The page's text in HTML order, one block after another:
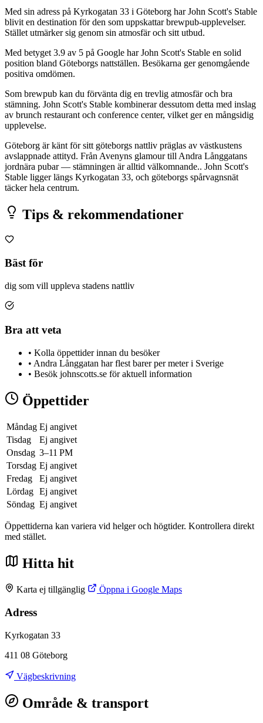
Med sin adress på Kyrkogatan 33 i Göteborg har John Scott's Stable
blivit en destination för den som uppskattar brewpub-upplevelser.
Stället utmärker sig genom sin atmosfär och sitt utbud.
Med betyget 3.9 av 5 på Google har John Scott's Stable en solid
position bland Göteborgs nattställen. Besökarna ger genomgående
positiva omdömen.
Som brewpub kan du förvänta dig en trevlig atmosfär och bra
stämning. John Scott's Stable kombinerar dessutom detta med inslag
av brunch restaurant och conference center, vilket ger en mångsidig
upplevelse.
Göteborg är känt för sitt göteborgs nattliv präglas av västkustens
avslappnade attityd. Från Avenyns glamour till Andra Långgatans
jordnära pubar — stämningen är alltid välkomnande.. John Scott's
Stable ligger längs Kyrkogatan 33, och göteborgs spårvagnsnät
täcker hela centrum.
Tips & rekommendationer
Bäst för
dig som vill uppleva stadens nattliv
Bra att veta
• Kolla öppettider innan du besöker
• Andra Långgatan har flest barer per meter i Sverige
• Besök johnscotts.se för aktuell information
Öppettider
Måndag Ej angivet
Tisdag
Ej angivet
Onsdag 3–11 PM
Torsdag Ej angivet
Fredag
Ej angivet
Lördag Ej angivet
Söndag Ej angivet
Öppettiderna kan variera vid helger och högtider. Kontrollera direkt
med stället.
Hitta hit
Karta ej tillgänglig Öppna i Google Maps
Adress
Kyrkogatan 33
411 08 Göteborg
Vägbeskrivning
Område & transport